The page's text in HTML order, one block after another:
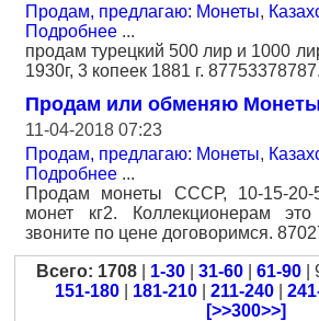
Продам, предлагаю: Монеты,
Подробнее ...
продам турецкий 500 лир и 1000
1930г, 3 копеек 1881 г. 87753378787.
Продам или обменяю
11-04-2018 07:23
Продам, предлагаю: Монеты,
Подробнее ...
Продам монеты СССР, 10-15-20-
монет кг2. Коллекционерам это
звоните по цене договоримся.
Всего: 1708 1-30 31-60 61-90 |
151-180| 181-210| 211-240|
[>>300>>]